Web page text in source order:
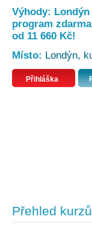
Výhody:
program
od 11 660 Kč!
Místo: Londýn,
Přihláška
Přehled kurzů